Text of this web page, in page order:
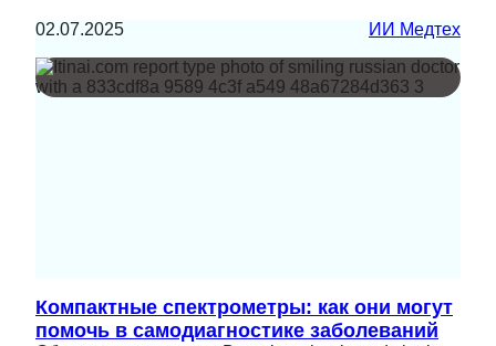
02.07.2025 ИИ Медтех
Компактные спектрометры: как они могут
помочь в самодиагностике заболеваний